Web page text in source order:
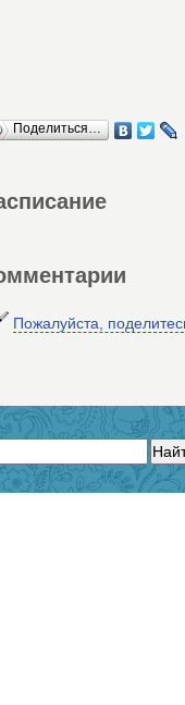
Поделиться…
Пожалуйста,